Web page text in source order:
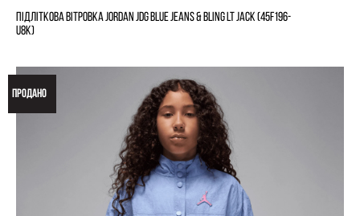
ПІДЛІТКОВА ВІТРОВКА JORDAN JDG BLUE JEANS & BLING LT JACK (45F196-
U8K)
ПРОДАНО